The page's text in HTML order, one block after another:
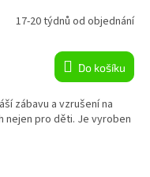
R
M
A
17-20 týdnů od objednání
Do košíku
zábavu a vzrušení na
nejen pro děti. Je vyroben